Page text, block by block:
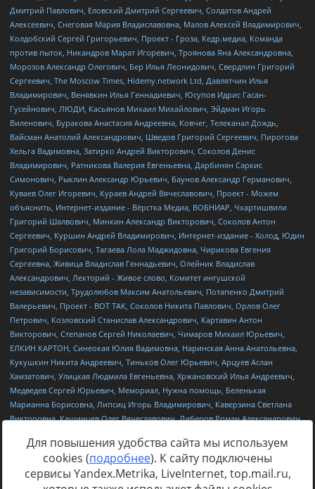
Источник:https://minjust.gov.ru/uploaded/files/reestr-
Для повышения удобства сайта мы используем
cookies (подробнее). К сайту подключены
сервисы Yandex.Metrika, LiveInternet, top.mail.ru,